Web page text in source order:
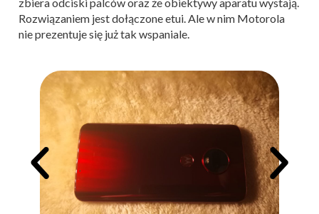
Rozwiązaniem jest dołączone etui. Ale w nim Motorola
nie prezentuje się już tak wspaniale.